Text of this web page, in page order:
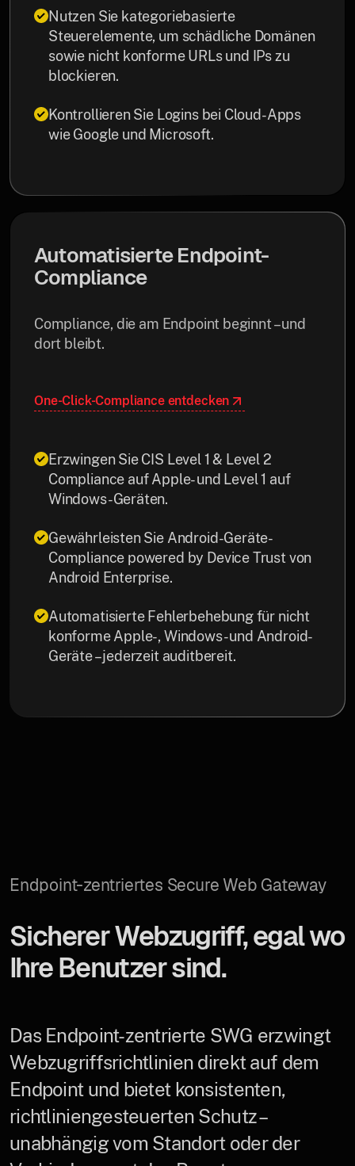
Nutzen Sie kategoriebasierte
Steuerelemente, um schädliche Domänen
sowie nicht konforme URLs und IPs zu
blockieren.
Kontrollieren Sie Logins bei Cloud-Apps
wie Google und Microsoft.
Automatisierte Endpoint-
Compliance
Compliance, die am Endpoint beginnt – und
dort bleibt.
One-Click-Compliance entdecken
Erzwingen Sie CIS Level 1 & Level 2
Compliance auf Apple- und Level 1 auf
Windows-Geräten.
Gewährleisten Sie Android-Geräte-
Compliance powered by Device Trust von
Android Enterprise.
Automatisierte Fehlerbehebung für nicht
konforme Apple-, Windows- und Android-
Geräte – jederzeit auditbereit.
Endpoint-zentriertes Secure Web Gateway
Sicherer Webzugriff, egal wo
Ihre Benutzer sind.
Das Endpoint-zentrierte SWG erzwingt
Webzugriffsrichtlinien direkt auf dem
Endpoint und bietet konsistenten,
richtliniengesteuerten Schutz –
unabhängig vom Standort oder der